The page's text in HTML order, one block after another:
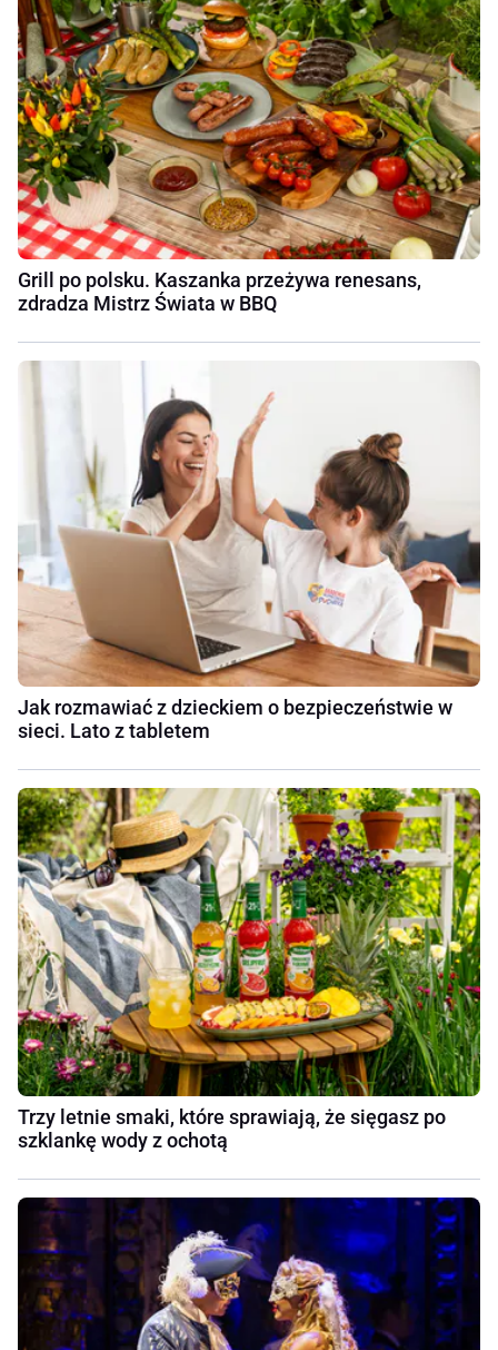
Grill po polsku. Kaszanka przeżywa renesans,
zdradza Mistrz Świata w BBQ
Jak rozmawiać z dzieckiem o bezpieczeństwie w
sieci. Lato z tabletem
Trzy letnie smaki, które sprawiają, że sięgasz po
szklankę wody z ochotą